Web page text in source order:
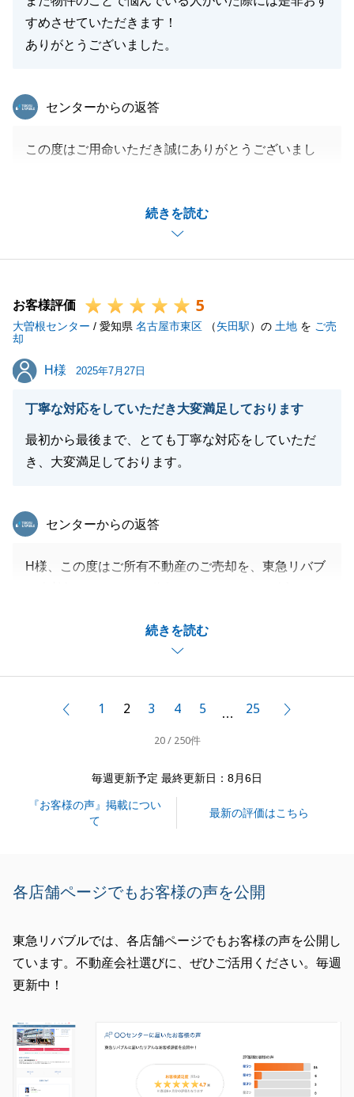
すめさせていただきます！
ありがとうございました。
続きを読む
東急リバブル
センターからの返答
この度はご用命いただき誠にありがとうございまし
頂戴したお言葉を糧に今後もお客様第一を忘れずに務
めて参りたいと存じます。
せ。
今後とも末永くご愛顧賜りますよう宜しくお願い申し
閉じる
お客様評価 5
大曽根センター / 愛知県 名古屋市東区 （矢田駅）の 土地 を ご売
却
H様
H様 2025年7月27日
丁寧な対応をしていただき大変満足しております
最初から最後まで、とても丁寧な対応をしていただ
き、大変満足しております。
続きを読む
東急リバブル
センターからの返答
H様、この度はご所有不動産のご売却を、東急リバブ
東北地方に住まわれているお父様の代理として、何事
にも迅速にご対応いただき、大変感謝しております。
細かいご連絡を何度もやりとりさせていただき、ご契
ご助力あってのことかと思います。
ご購入のご相談もご対応させていただいておりますの
前へ1 2 3 4 5 … 25
20 / 250件
毎週更新予定 最終更新日：8月6日
『お客様の声』掲載につい
て
最新の評価はこちら
各店舗ページでもお客様の声を公開
東急リバブルでは、各店舗ページでもお客様の声を公開し
ています。不動産会社選びに、ぜひご活用ください。毎週
更新中！